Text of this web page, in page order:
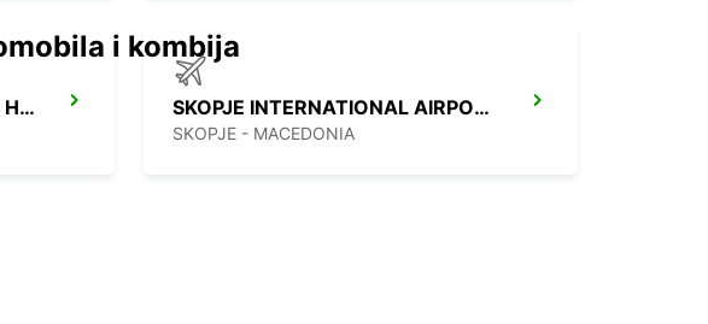
SKOPJE ALEKSANDAR PALACE HOTEL SKOPJE INTERNATIONAL AIRPORT
SKOPJE - MACEDONIA
i kombija